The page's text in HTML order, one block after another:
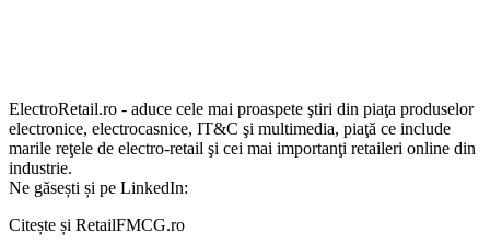
ElectroRetail.ro - aduce cele mai proaspete ştiri din piaţa produselor
electronice, electrocasnice, IT&C şi multimedia, piaţă ce include
marile reţele de electro-retail şi cei mai importanţi retaileri online din
industrie.
Ne găsești și pe LinkedIn:
Citește și RetailFMCG.ro